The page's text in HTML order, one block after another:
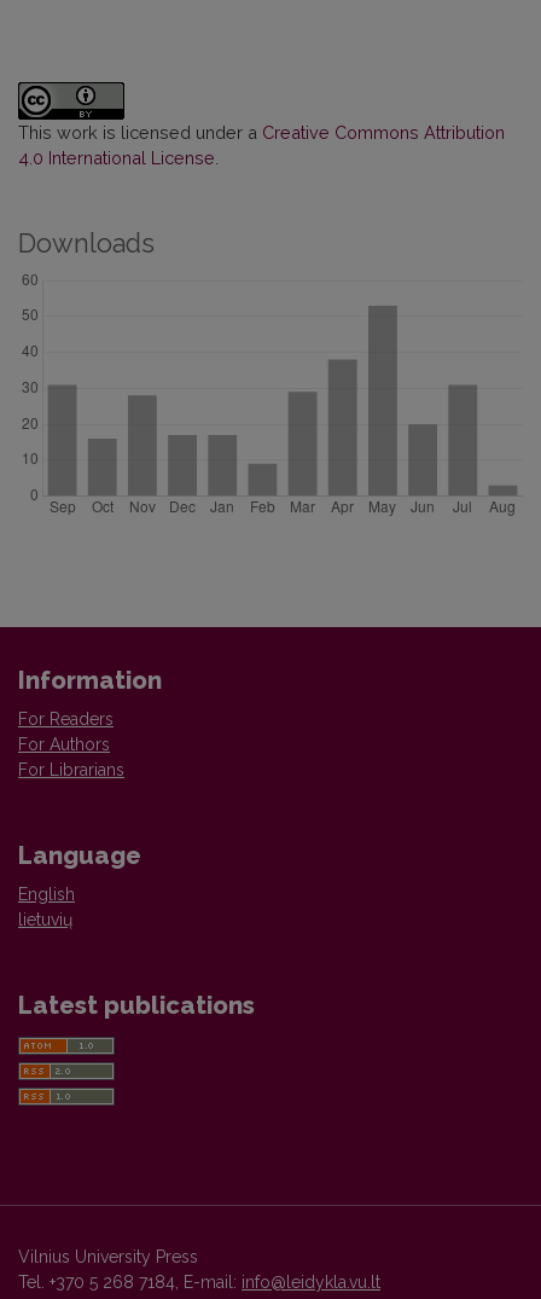
This work is licensed under a Creative Commons Attribution
4.0 International License
Downloads
Information
For Readers
For Authors
For Librarians
Language
English
lietuvių
Latest publications
Vilnius University Press
Tel. +370 5 268 7184, E-mail: info@leidykla.vu.lt